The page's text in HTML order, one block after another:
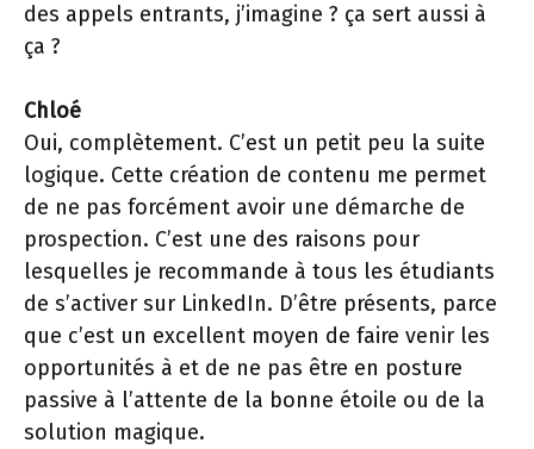
des appels entrants, j’imagine ? ça sert aussi à
ça ?
Chloé
Oui, complètement. C’est un petit peu la suite
logique. Cette création de contenu me permet
de ne pas forcément avoir une démarche de
prospection. C’est une des raisons pour
lesquelles je recommande à tous les étudiants
de s’activer sur LinkedIn. D’être présents, parce
que c’est un excellent moyen de faire venir les
opportunités à et de ne pas être en posture
passive à l’attente de la bonne étoile ou de la
solution magique.